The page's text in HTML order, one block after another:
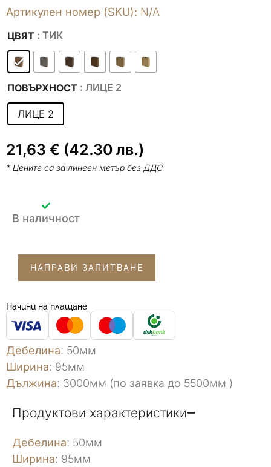
Артикулен номер (SKU): N/A
21,63 € (42.30 лв.)
* Цените са за линеен метър без ДДС
В наличност
ЦВЯТ : ТИК
ПОВЪРХНОСТ : ЛИЦЕ 2
ЛИЦЕ 2
Дебелина: 50мм
Ширина: 95мм
Дължина: 3000мм (по заявка до 5500мм )
НАПРАВИ ЗАПИТВАНЕ
Начини на плащане
Продуктови характеристики
Дебелина: 50мм
Ширина: 95мм